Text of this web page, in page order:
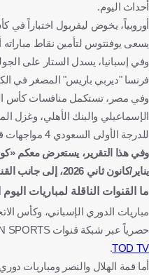
أحداث اليوم.
أوروبياً، يخوض ليفربول اختباراً في
يسعى يوفنتوس لتأمين نقاط
وفي إسبانيا، يسدل الستار على
فرنسا "ديربي باريس" المصغر في
وفي مصر، تستكمل منافسات كأس
الإسماعيلي والبنك الأهلي، وغزل
للدرجة الأولى السعودي 4 مواجهات قوية.
يناير/كانون ثاني 2026، إلى جانب القنوات الناقلة لهذه المواجهات المرتقبة.
ما القنوات الناقلة لمباريات اليوم الإثنين 12 يناير/
مباريات الدوري الإسباني، وكأس
حصرياً عبر شبكة قنوات beIN SPORTS، وعبر الإنترنت من خلال تطبيق
TOD TV
.
أما قمة الهلال والنصر ومباريات